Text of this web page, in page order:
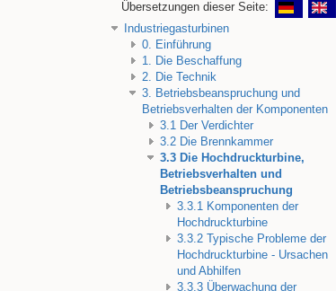
Übersetzungen dieser Seite:
Industriegasturbinen
0. Einführung
1. Die Beschaffung
2. Die Technik
3. Betriebsbeanspruchung und
Betriebsverhalten der Komponenten
3.1 Der Verdichter
3.2 Die Brennkammer
3.3 Die Hochdruckturbine,
Betriebsverhalten und
Betriebsbeanspruchung
3.3.1 Komponenten der
Hochdruckturbine
3.3.2 Typische Probleme der
Hochdruckturbine - Ursachen
und Abhilfen
3.3.3 Überwachung der